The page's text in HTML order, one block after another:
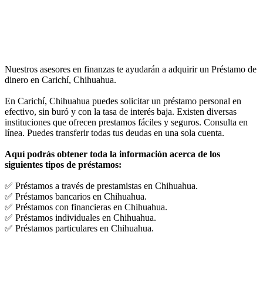
Nuestros asesores en finanzas te ayudarán a adquirir un Préstamo de
dinero en Carichí, Chihuahua.
En Carichí, Chihuahua puedes solicitar un préstamo personal en
efectivo, sin buró y con la tasa de interés baja. Existen diversas
instituciones que ofrecen prestamos fáciles y seguros. Consulta en
línea. Puedes transferir todas tus deudas en una sola cuenta.
Aquí podrás obtener toda la información acerca de los
siguientes tipos de préstamos:
✅ Préstamos a través de prestamistas en Chihuahua.
✅ Préstamos bancarios en Chihuahua.
✅ Préstamos con financieras en Chihuahua.
✅ Préstamos individuales en Chihuahua.
✅ Préstamos particulares en Chihuahua.